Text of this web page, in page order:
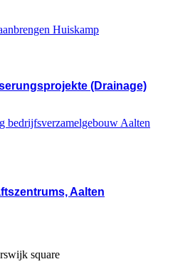
(Drainage)
Aalten